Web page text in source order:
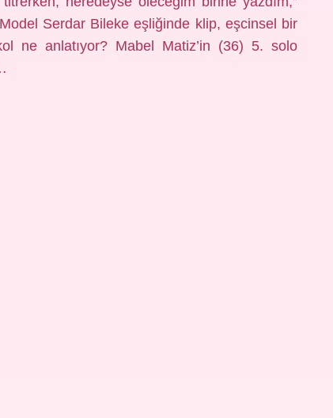
Serdar Bileke eşliğinde klip, eşcinsel bir
ne anlatıyor? Mabel Matiz’in (36) 5. solo